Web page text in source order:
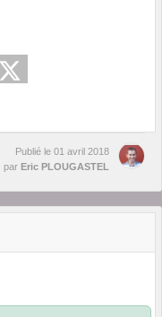
Publié le 01 avril 2018
par Eric PLOUGASTEL